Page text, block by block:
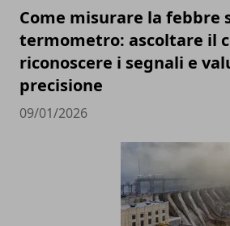
Come misurare la febbre
termometro: ascoltare il
riconoscere i segnali e
precisione
09/01/2026